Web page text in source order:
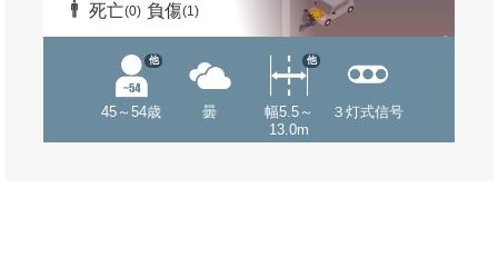
死亡(0) 負傷(1)
45～54歳
他
曇
幅5.5～
13.0m
他
３灯式信号